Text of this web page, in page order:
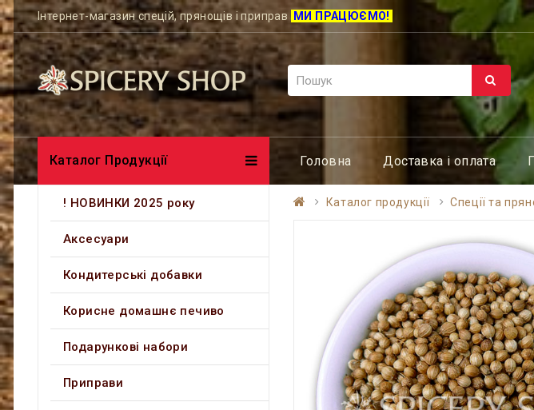
Інтернет-магазин спецій, прянощів і приправ МИ ПРАЦЮЄМО!
Головна Доставка і оплата
Каталог продукції Спеції та
Каталог Продукції
! НОВИНКИ 2025 року
Аксесуари
Кондитерські добавки
Корисне домашнє печиво
Подарункові набори
Приправи